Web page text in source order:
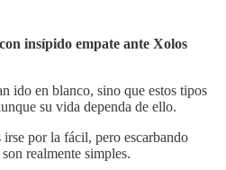
insípido empate ante Xolos
ido en blanco, sino que estos tipos
su vida dependa de ello.
irse por la fácil, pero escarbando
realmente simples.